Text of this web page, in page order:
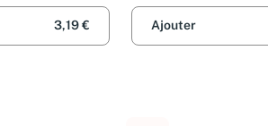
3,19 € Ajouter